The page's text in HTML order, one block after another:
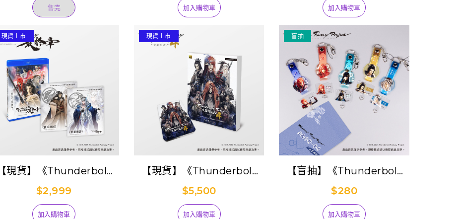
(隨機盒裝) (已完售)
售完
Star』圓形絲絨膜胸章(全
加入購物車 加入購物車
現貨上市
【現貨】《Thunderbolt
Fantasy 東離劍遊紀 最終
章》BD+DVD雙碟典藏版
(附中譯版外傳小說)
$2,999
加入購物車
現貨上市
【現貨】《Thunderbolt
Fantasy 東離劍遊紀４》劇
集典藏隨身硬碟
$5,500
加入購物車
盲抽
【盲抽】《Thunderbolt
Fantasy Project》手環掛
$280
加入購物車